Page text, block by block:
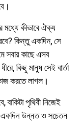
মধ্যে কীভাবে ঐক্য
কিন্তু একদিন, সে
সবার কাছে এসব
কিছু মানুষ সেই বার্তা
করতে লাগল।
পৃথিবী নিজেই
একদিন উন্নত ও সচেতন